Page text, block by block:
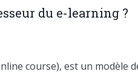
du e-learning ?
course), est un